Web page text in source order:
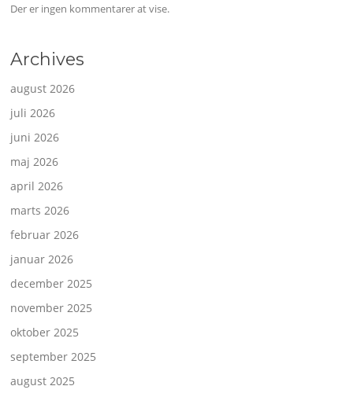
Der er ingen kommentarer at vise.
Archives
august 2026
juli 2026
juni 2026
maj 2026
april 2026
marts 2026
februar 2026
januar 2026
december 2025
november 2025
oktober 2025
september 2025
august 2025